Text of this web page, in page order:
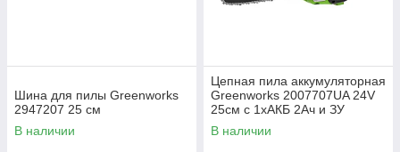
Шина для пилы Greenworks
2947207 25 см
В наличии
Цепная пила аккумуляторная
Greenworks 2007707UA 24V
25см c 1хАКБ 2Ач и ЗУ
В наличии